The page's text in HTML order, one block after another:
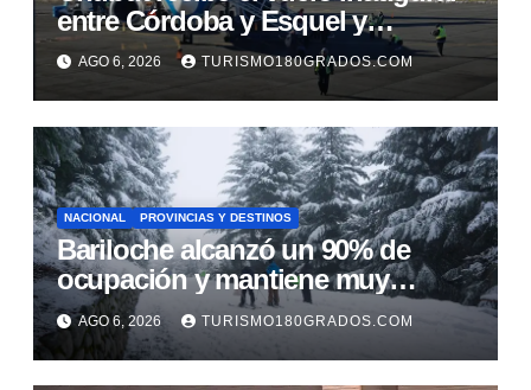
entre Córdoba y Esquel y
fortalece la promoción turística de
la cordillera
AGO 6, 2026 TURISMO180GRADOS.COM
NACIONAL PROVINCIAS Y DESTINOS
Bariloche alcanzó un 90% de
ocupación y mantiene muy
buenas expectativas para agosto
AGO 6, 2026 TURISMO180GRADOS.COM